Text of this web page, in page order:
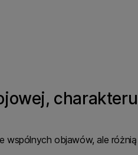
charakteru
wspólnych objawów, ale różnią